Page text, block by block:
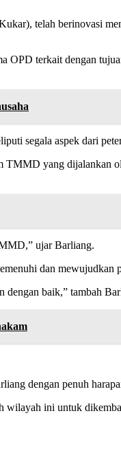
telah berinovasi
terkait dengan
segala aspek dari
TMMD yang dijalankan
ujar Barliang.
dan mewujudkan
dengan baik,” tambah
dengan penuh
wilayah ini untuk